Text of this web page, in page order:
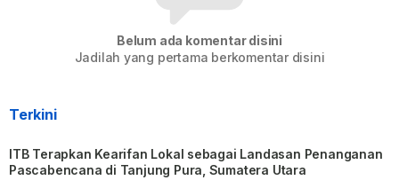
Belum ada komentar disini
Jadilah yang pertama berkomentar disini
Terkini
ITB Terapkan Kearifan Lokal sebagai Landasan Penanganan
Pascabencana di Tanjung Pura, Sumatera Utara